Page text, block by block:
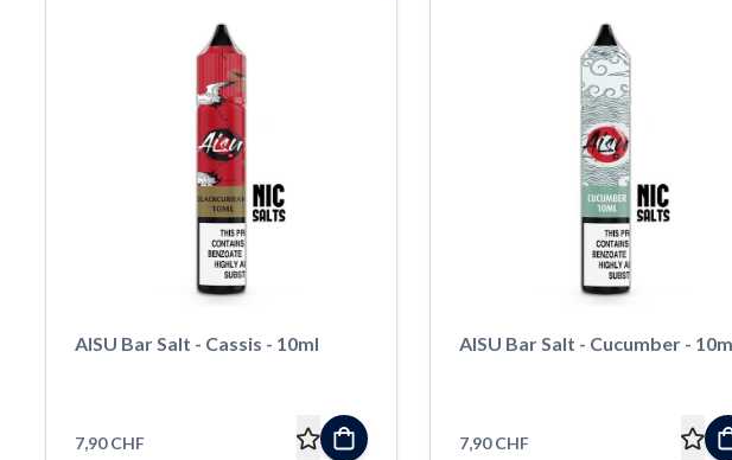
AISU Bar Salt - Cassis - 10ml
7,90 CHF
AISU Bar Salt - Cucumber -
7,90 CHF